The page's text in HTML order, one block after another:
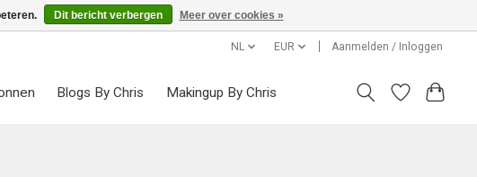
NL EUR Aanmelden / Inloggen
Blogs By Chris Makingup By Chris
Dit bericht verbergen Meer over cookies »